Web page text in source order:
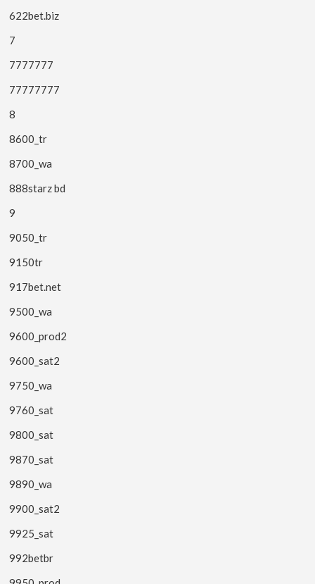
622bet.biz
7
7777777
77777777
8
8600_tr
8700_wa
888starz bd
9
9050_tr
9150tr
917bet.net
9500_wa
9600_prod2
9600_sat2
9750_wa
9760_sat
9800_sat
9870_sat
9890_wa
9900_sat2
9925_sat
992betbr